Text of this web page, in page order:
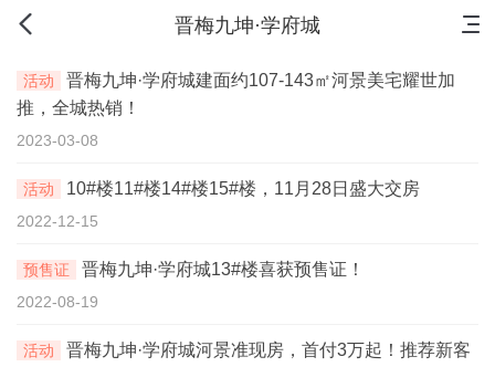
晋梅九坤·学府城
新房 出售
活动
晋梅九坤·学府城建面约107-143㎡河景美宅耀世加
推，全城热销！
2023-03-08
活动 10#楼11#楼14#楼15#楼，11月28日盛大交房
2022-12-15
预售证 晋梅九坤·学府城13#楼喜获预售证！
2022-08-19
活动
晋梅九坤·学府城河景准现房，首付3万起！推荐新客